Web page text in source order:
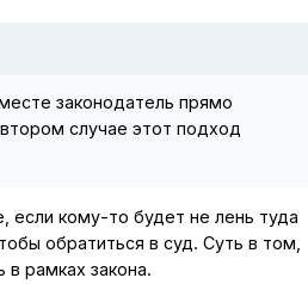
законодатель прямо
случае этот подход
если кому-то будет не лень туда
обратиться в суд. Суть в том,
рамках закона.